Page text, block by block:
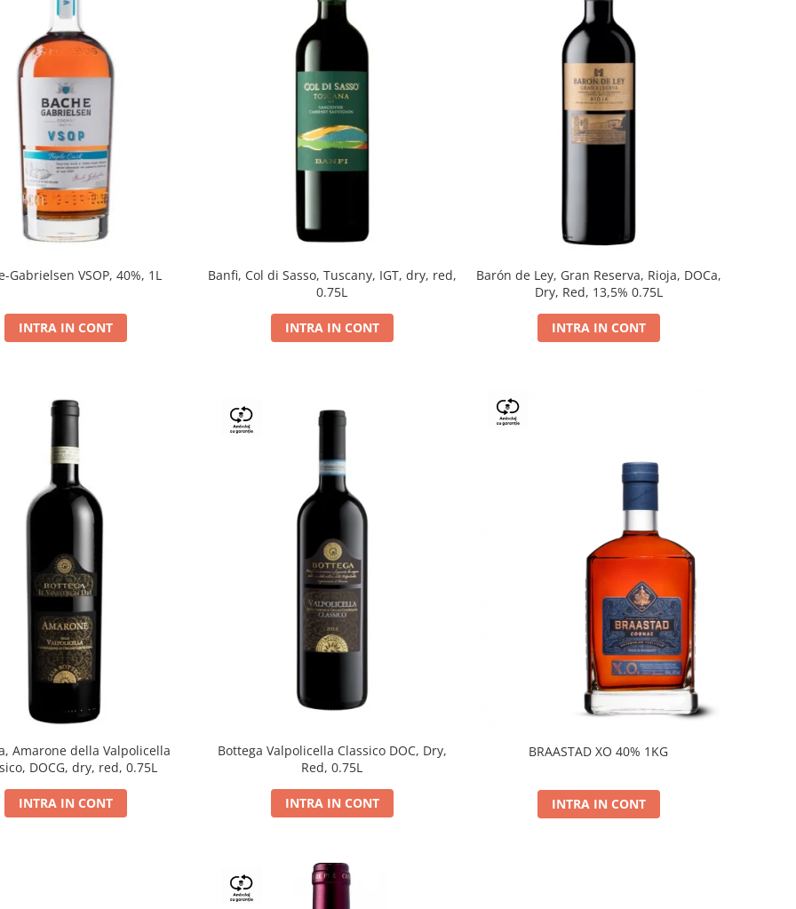
Gabrielsen VSOP, 40%, 1L
INTRA IN CONT
Banfi, Col di Sasso, Tuscany, IGT, dry, red,
0.75L
INTRA IN CONT
Barón de Ley, Gran Reserva, Rioja, DOCa,
Dry, Red, 13,5% 0.75L
INTRA IN CONT
Amarone della Valpolicella
DOCG, dry, red, 0.75L
INTRA IN CONT
Bottega Valpolicella Classico DOC, Dry,
Red, 0.75L
INTRA IN CONT
BRAASTAD XO 40% 1KG
INTRA IN CONT